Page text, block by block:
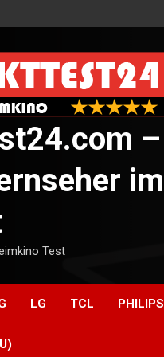
–
im
Test
LG TCL PHILIPS